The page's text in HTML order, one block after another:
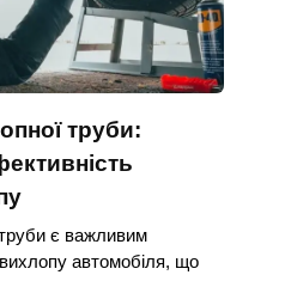
труби:
є важливим
автомобіля, що